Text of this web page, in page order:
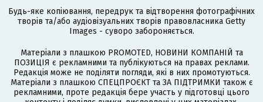
Будь-яке копіювання, передрук та відтворення фотографічних
творів та/або аудіовізуальних творів правовласника Getty
Images - суворо забороняється.
Матеріали з плашкою PROMOTED, НОВИНИ КОМПАНІЙ та
ПОЗИЦІЯ є рекламними та публікуються на правах реклами.
Редакція може не поділяти погляди, які в них промотуються.
Матеріали з плашкою СПЕЦПРОЄКТ та ЗА ПІДТРИМКИ також є
рекламними, проте редакція бере участь у підготовці цього